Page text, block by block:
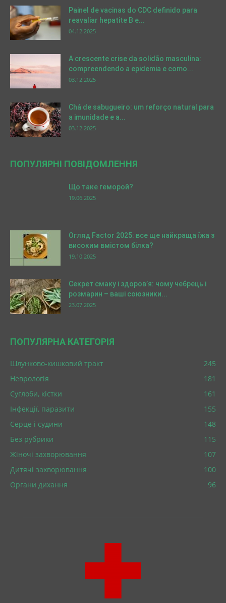
Painel de vacinas do CDC definido para
reavaliar hepatite B e...
04.12.2025
A crescente crise da solidão masculina:
compreendendo a epidemia e como...
03.12.2025
Chá de sabugueiro: um reforço natural para
a imunidade e a...
03.12.2025
ПОПУЛЯРНІ ПОВІДОМЛЕННЯ
Що таке геморой?
19.06.2025
Огляд Factor 2025: все ще найкраща їжа з
високим вмістом білка?
19.10.2025
Секрет смаку і здоров’я: чому чебрець і
розмарин – ваші союзники...
23.07.2025
ПОПУЛЯРНА КАТЕГОРІЯ
Шлунково-кишковий тракт
245
Неврологія
181
Суглоби, кістки
161
Інфекції, паразити
155
Серце і судини
148
Без рубрики
115
Жіночі захворювання
107
Дитячі захворювання
100
Органи дихання
96